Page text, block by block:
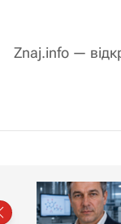
д
і
Znaj.info —